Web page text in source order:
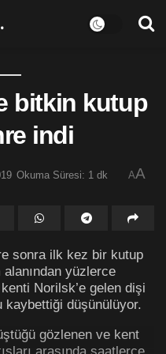
bitkin kutup
indi
Okuma Süresi: 1 dk AA
sonra ilk kez bir kutup
yüzlerce
Norilsk’e gelen dişi
kaybettiği düşünülüyor.
gözlenen ve kent